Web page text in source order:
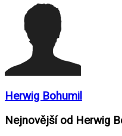
Herwig Bohumil
Nejnovější od Herwig